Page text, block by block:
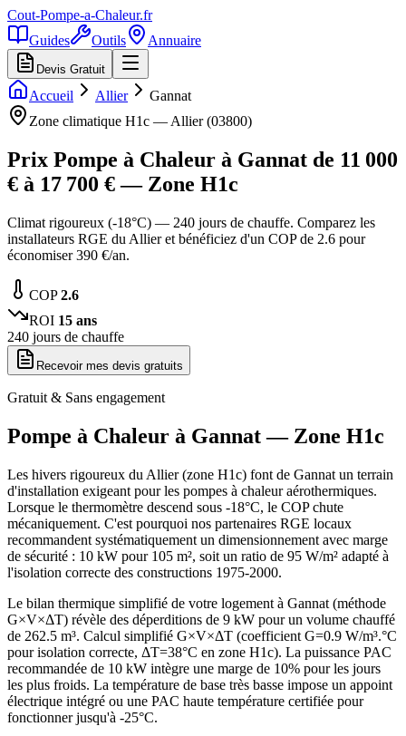
Cout-Pompe-a-Chaleur.fr
Guides
Outils Annuaire
Devis Gratuit
Accueil Allier
Gannat
Zone climatique H1c — Allier(03800)
Prix Pompe à Chaleur à Gannat de 11 000
€ à 17 700 € — Zone H1c
Climat rigoureux (-18°C) — 240 jours de chauffe. Comparez les
installateurs RGE du Allier et bénéficiez d'un COP de 2.6 pour
économiser 390 €/an.
COP2.6
ROI 15 ans
240 jours de chauffe
Recevoir mes devis gratuits
Gratuit & Sans engagement
Pompe à Chaleur à Gannat— Zone H1c
Les hivers rigoureux du Allier (zone H1c) font de Gannat un terrain
d'installation exigeant pour les pompes à chaleur aérothermiques.
Lorsque le thermomètre descend sous -18°C, le COP chute
mécaniquement. C'est pourquoi nos partenaires RGE locaux
recommandent systématiquement un dimensionnement avec marge
de sécurité : 10 kW pour 105 m², soit un ratio de 95 W/m² adapté à
l'isolation correcte des constructions 1975-2000.
Le bilan thermique simplifié de votre logement à Gannat (méthode
G×V×ΔT) révèle des déperditions de 9 kW pour un volume chauffé
de 262.5 m³. Calcul simplifié G×V×ΔT (coefficient G=0.9 W/m³.°C
pour isolation correcte, ΔT=38°C en zone H1c). La puissance PAC
recommandée de 10 kW intègre une marge de 10% pour les jours
les plus froids. La température de base très basse impose un appoint
électrique intégré ou une PAC haute température certifiée pour
fonctionner jusqu'à -25°C.